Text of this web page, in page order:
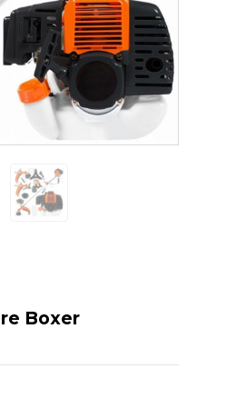
Boxer